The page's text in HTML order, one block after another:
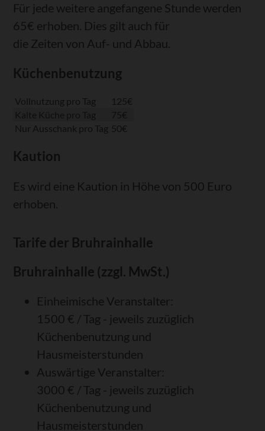
Für jede weitere angefangene Stunde werden
65€ erhoben. Dies gilt auch für
die Zeiten von Auf- und Abbau.
Küchenbenutzung
Vollnutzung pro Tag
125€
Nur Ausschank pro Tag 50€
Kaution
Es wird eine Kaution in Höhe von 500 Euro
erhoben.
Tarife der Bruhrainhalle
Bruhrainhalle (zzgl. MwSt.)
Einheimische Veranstalter:
1500 € / Tag - jeweils zuzüglich
Küchenbenutzung und
Hausmeisterstunden
Auswärtige Veranstalter:
3000 € / Tag - jeweils zuzüglich
Küchenbenutzung und
Hausmeisterstunden